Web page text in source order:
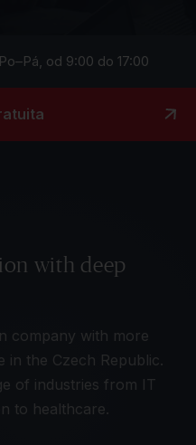
od 9:00 do 17:00
with deep
company with more
in the Czech Republic.
of industries from IT
to healthcare.